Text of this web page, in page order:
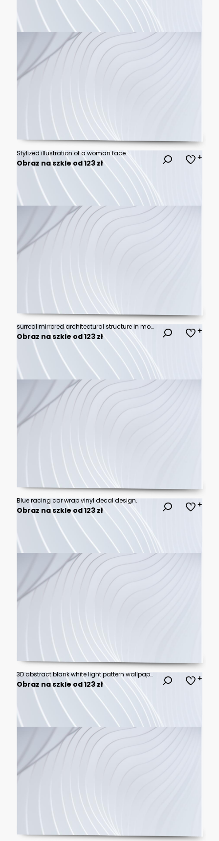
Stylized illustration of a woman face.
Obraz na szkle od 123 zł
surreal mirrored architectural structure in monochrome desert landscape
Obraz na szkle od 123 zł
Blue racing car wrap vinyl decal design.
Obraz na szkle od 123 zł
3D abstract blank white light pattern wallpaper modern design horizontal background
Obraz na szkle od 123 zł